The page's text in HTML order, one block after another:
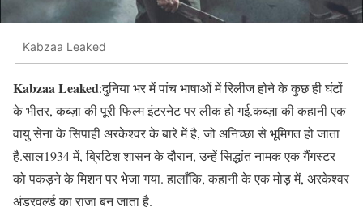
Kabzaa Leaked
Kabzaa Leaked:दुनिया भर में पांच भाषाओं में रिलीज होने के कुछ ही घंटों
के भीतर, कब्ज़ा की पूरी फिल्म इंटरनेट पर लीक हो गई.कब्ज़ा की कहानी एक
वायु सेना के सिपाही अरकेश्वर के बारे में है, जो अनिच्छा से भूमिगत हो जाता
है.साल1934 में, ब्रिटिश शासन के दौरान, उन्हें सिद्धांत नामक एक गैंगस्टर
को पकड़ने के मिशन पर भेजा गया. हालाँकि, कहानी के एक मोड़ में, अरकेश्वर
अंडरवर्ल्ड का राजा बन जाता है.